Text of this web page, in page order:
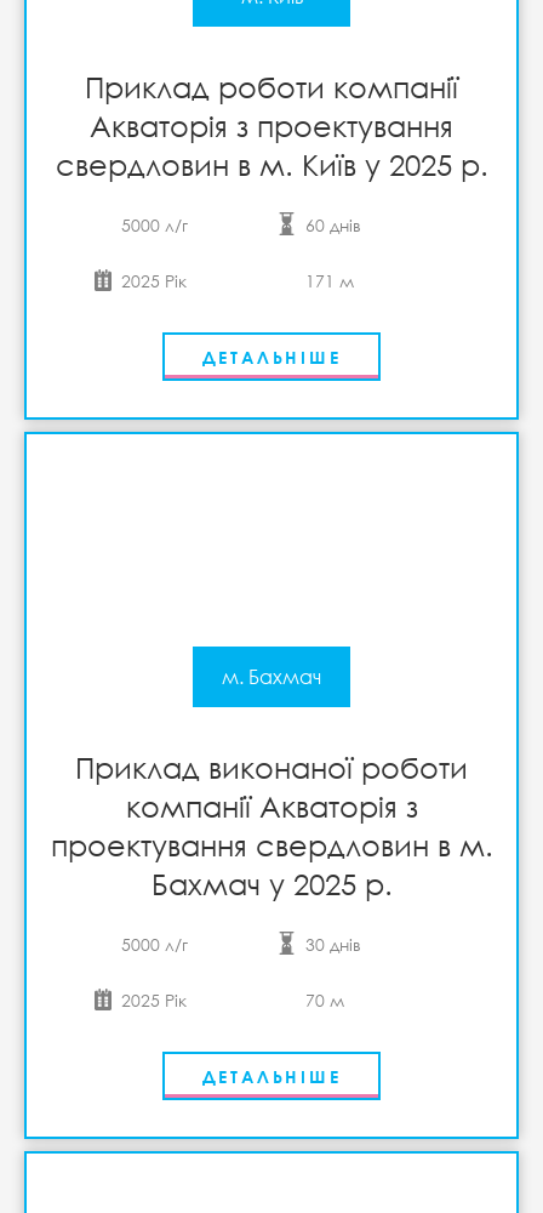
Приклад роботи компанії
Акваторія з проектування
свердловин в м. Київ у 2025 р.
5000 л/г 60 днів
2025 Рік 171 м
ДЕТАЛЬНІШЕ
м. Бахмач
Приклад виконаної роботи
компанії Акваторія з
проектування свердловин в м.
Бахмач у 2025 р.
5000 л/г 30 днів
2025 Рік 70 м
ДЕТАЛЬНІШЕ